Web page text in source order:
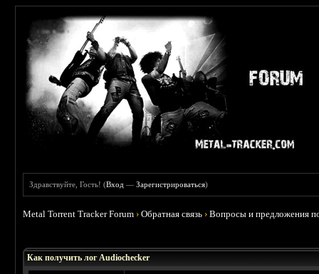
Здравствуйте, Гость! (Вход —Зарегистрироваться)
Metal Torrent Tracker Forum ›Обратная связь ›Вопросы и предложения
Как получить лог Audiochecker